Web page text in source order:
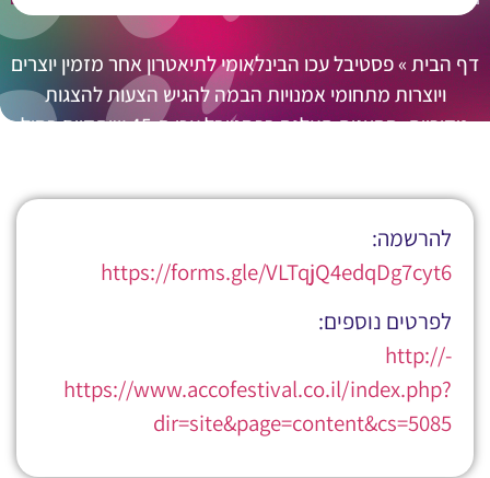
דף הבית»פסטיבל עכו הבינלאומי לתיאטרון אחר מזמין יוצרים
ויוצרות מתחומי אמנויות הבמה להגיש הצעות להצגות
מקוריות. ההצגות תעלנה בפסטיבל עכו ה-45 שיתקיים בחול
להרשמה:
https://forms.gle/VLTqjQ4edqDg7cyt6
לפרטים נוספים:
http://-
https://www.accofestival.co.il/index.php?
dir=site&page=content&cs=5085